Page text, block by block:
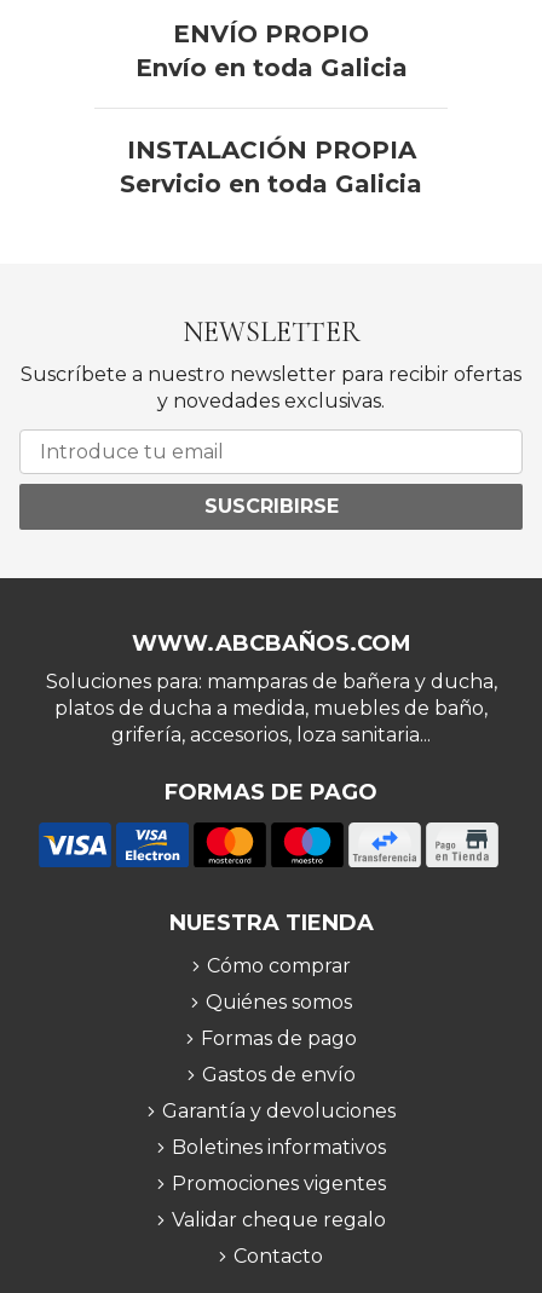
ENVÍO PROPIO
Envío en toda Galicia
INSTALACIÓN PROPIA
Servicio en toda Galicia
NEWSLETTER
Suscríbete a nuestro newsletter para recibir ofertas
y novedades exclusivas.
SUSCRIBIRSE
WWW.ABCBAÑOS.COM
Soluciones para: mamparas de bañera y ducha,
platos de ducha a medida, muebles de baño,
grifería, accesorios, loza sanitaria...
FORMAS DE PAGO
NUESTRA TIENDA
Cómo comprar
Quiénes somos
Formas de pago
Gastos de envío
Garantía y devoluciones
Boletines informativos
Promociones vigentes
Validar cheque regalo
Contacto